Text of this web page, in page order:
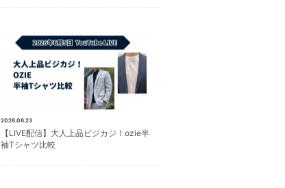
2026.06.23
【LIVE配信】大人上品ビジカジ！ozie半
袖Tシャツ比較